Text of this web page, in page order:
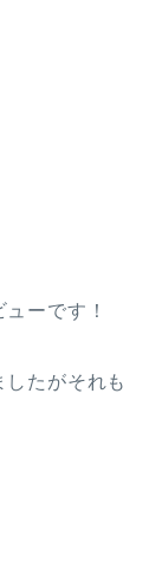
ーです！
たがそれも